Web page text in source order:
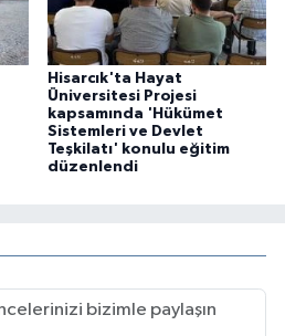
Hisarcık'ta Hayat
Üniversitesi Projesi
kapsamında 'Hükümet
Sistemleri ve Devlet
Teşkilatı' konulu eğitim
düzenlendi